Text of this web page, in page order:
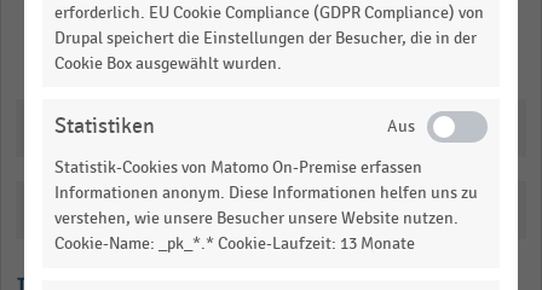
Merken Teilen
Katalogisierung
erforderlich. EU Cookie Compliance (GDPR Compliance) von
Drupal speichert die Einstellungen der Besucher, die in der
Cookie Box ausgewählt wurden.
Statistiken
Statistik-Cookies von Matomo On-Premise erfassen
Informationen anonym. Diese Informationen helfen uns zu
verstehen, wie unsere Besucher unsere Website nutzen.
Cookie-Name: _pk_*.* Cookie-Laufzeit: 13 Monate